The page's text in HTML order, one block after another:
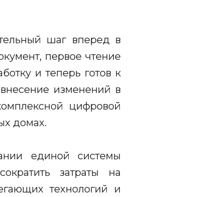
шаг вперед в
первое чтение
и теперь готов к
изменений в
цифровой
домах.
единой системы
затраты на
технологий и